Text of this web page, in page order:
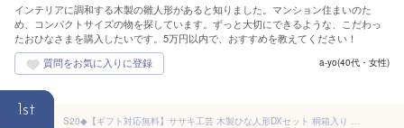
インテリアに調和する木製の雛人形があると知りました。マンション住まいのた
め、コンパクトサイズの物を探しています。ずっと大切にできるような、こだわっ
たおひなさまを購入したいです。5万円以内で、おすすめを教えてください！
a-yo(40代・女性)
1st
S20◆【ギフト対応無料】ササキ工芸 木製ひな人形DXセット 桐箱入り 天然木 TOY-HINA-DX[雛人形 ひな人形 コンパクト おしゃれ 木製 木 雛飾り ひなかざり ひな飾り 玄関 収納飾り 親王飾り] 即納